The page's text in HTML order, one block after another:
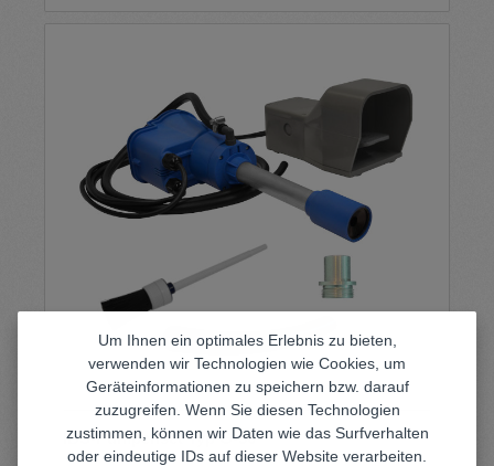
IBS-Pumpenset Typ G-50
Um Ihnen ein optimales Erlebnis zu bieten,
verwenden wir Technologien wie Cookies, um
Geräteinformationen zu speichern bzw. darauf
zuzugreifen. Wenn Sie diesen Technologien
zustimmen, können wir Daten wie das Surfverhalten
oder eindeutige IDs auf dieser Website verarbeiten.